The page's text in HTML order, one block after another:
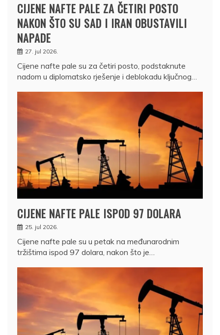
CIJENE NAFTE PALE ZA ČETIRI POSTO
NAKON ŠTO SU SAD I IRAN OBUSTAVILI
NAPADE
27. jul 2026.
Cijene nafte pale su za četiri posto, podstaknute
nadom u diplomatsko rješenje i deblokadu ključnog…
CIJENE NAFTE PALE ISPOD 97 DOLARA
25. jul 2026.
Cijene nafte pale su u petak na međunarodnim
tržištima ispod 97 dolara, nakon što je…